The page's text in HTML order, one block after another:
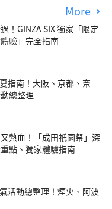
More
！GINZA SIX 獨家「限定
驗」完全指南
指南！大阪、京都、奈
總整理
又熱血！「成田祇園祭」深
點、獨家體驗指南
活動總整理！煙火、阿波